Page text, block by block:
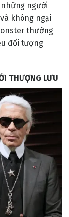
người
không ngại
thường
đối tượng
THƯỢNG LƯU